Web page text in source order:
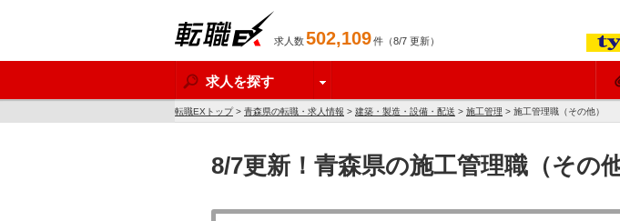
求人数502,109件（8/7 更新）
求人を探す
転職EXトップ> 青森県の転職・求人情報 > 建築・製造・設備・配送 > 施工管理 > 施工管理職（その他）
8/7更新！青森県の施工管理職（そ